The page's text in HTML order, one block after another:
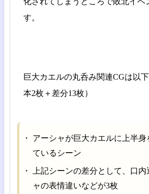
す。
巨大カエルの丸呑み関連CGは以
本2枚＋差分13枚）
アーシャが巨大カエルに上半
ているシーン
上記シーンの差分として、口
ャの表情違いなどが3枚